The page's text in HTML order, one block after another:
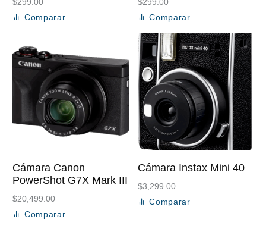
$299.00
Añadir al carrito
Comparar
$299.00
Añadir al carrito
Comparar
Cámara Canon
PowerShot G7X Mark III
$20,499.00
Añadir al carrito
Comparar
Cámara Instax Mini 40
$3,299.00
Añadir al carrito
Comparar